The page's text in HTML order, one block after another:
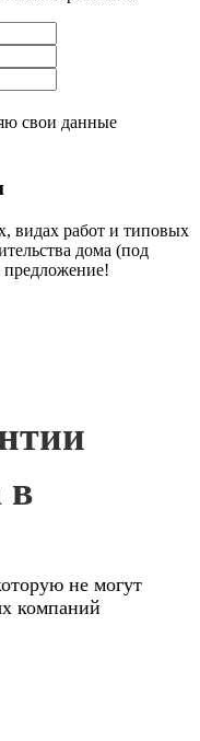
свои данные
видах работ и типовых
дома (под
в
не могут
компаний